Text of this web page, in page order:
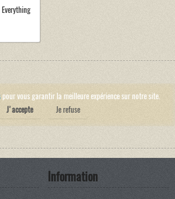
pour vous garantir la meilleure expérience sur notre site.
J'accepte
Je refuse
Information